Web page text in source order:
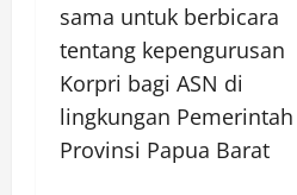
sama untuk berbicara
tentang kepengurusan
Korpri bagi ASN di
lingkungan Pemerintah
Provinsi Papua Barat